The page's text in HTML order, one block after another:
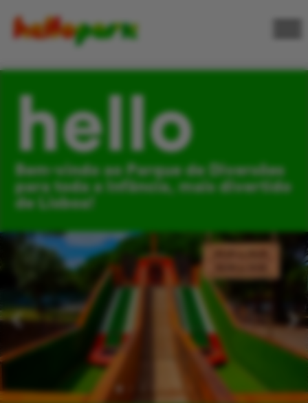
hello
Bem-vindo ao Parque de Diversões
para toda a Infância, mais divertido
de Lisboa!